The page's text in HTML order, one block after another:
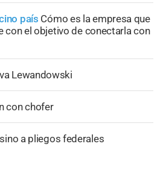
país Cómo es la empresa que
con el objetivo de conectarla con
Lewandowski
con chofer
a pliegos federales